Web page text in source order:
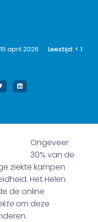
april 2026 Leestijd: < 1
Ongeveer
30% van de
ziekte kampen
Het Helen
de online
om deze